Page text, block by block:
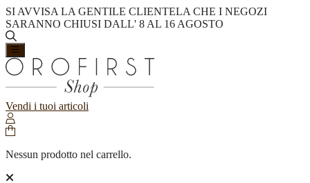
SI AVVISA LA GENTILE CLIENTELA CHE I NEGOZI
SARANNO CHIUSI DALL' 8 AL 16 AGOSTO
Vendi i tuoi articoli
Nessun prodotto nel carrello.